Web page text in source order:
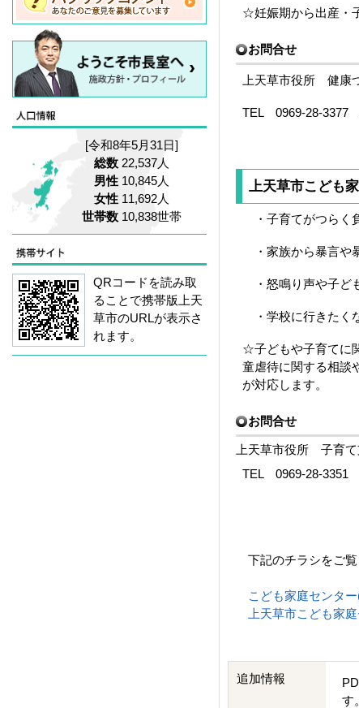
☆妊娠期から出産・
お問合せ
上天草市役所 健康
TEL 0969-28-3377
上天草市こども
・子育てがつらく
・家族から暴言や
・怒鳴り声や子ど
・学校に行きたく
☆子どもや子育てに
童虐待に関する相談
が対応します。
お問合せ
上天草市役所 子育
TEL 0969-28-3351
下記のチラシをご覧
こども家庭センタ
上天草市こども家庭
追加情報
す。
[令和8年5月31日]
総数 22,537人
男性 10,845人
女性 11,692人
世帯数 10,838世帯
QRコードを読み取
ることで携帯版上天
草市のURLが表示さ
れます。